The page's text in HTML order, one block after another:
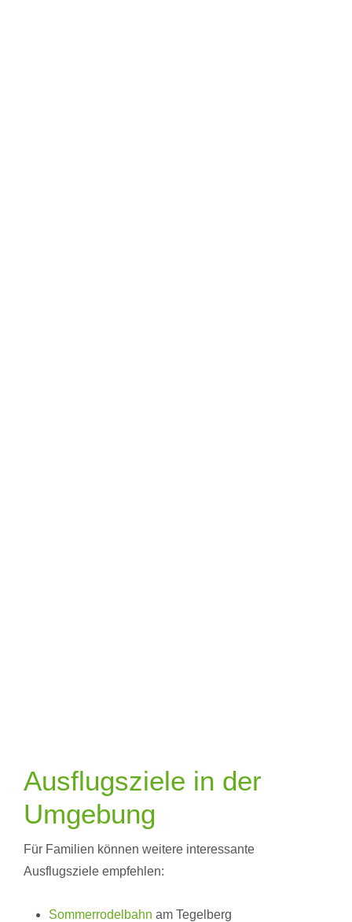
Ausflugsziele in der
Umgebung
Für Familien können weitere interessante
Ausflugsziele empfehlen:
Sommerrodelbahn am Tegelberg